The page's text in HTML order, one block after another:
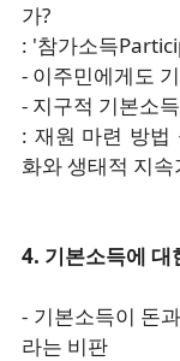
가?
: '참가소득
- 이주민에게도
- 지구적 기본소
: 재원 마련 방법
화와 생태적 지
4. 기본소득에 대
- 기본소득이 돈
라는 비판